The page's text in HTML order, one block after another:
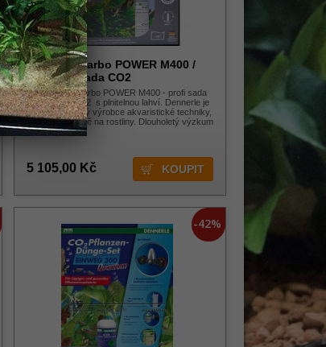
Dennerle Carbo POWER M400 /
plnitelná sada CO2
DENNERLE Carbo POWER M400 - profi sada
pro hnojení CO2 s plnitelnou lahví. Dennerle je
přední německý výrobce akvaristické techniky,
zaměření hlavně na rostliny. Dlouholetý výzkum
a výv
5 105,00 Kč
-42%